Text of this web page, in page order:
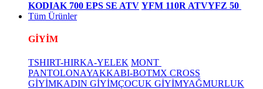
KODIAK 700 EPS SE ATV YFM 110R ATVYFZ 50
Tüm Ürünler
GİYİM
TSHIRT-HIRKA-YELEK MONT
PANTOLONAYAKKABI-BOTMX CROSS
GİYİMKADIN GİYİMÇOCUK GİYİMYAĞMURLUK